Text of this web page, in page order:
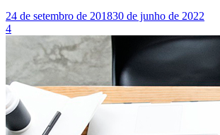
24 de setembro de 201830 de junho de 2022
4